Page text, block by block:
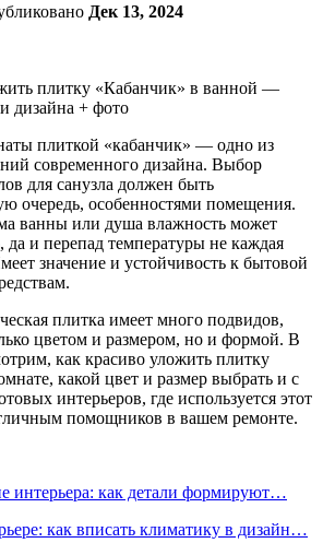
Дек 13, 2024
плиткой «кабанчик» — одно из
современного дизайна. Выбор
для санузла должен быть
очередь, особенностями помещения.
ванны или душа влажность может
и перепад температуры не каждая
значение и устойчивость к бытовой
плитка имеет много подвидов,
цветом и размером, но и формой. В
как красиво уложить плитку
какой цвет и размер выбрать и с
интерьеров, где используется этот
помощников в вашем ремонте.
интерьера: как детали формируют…
как вписать климатику в дизайн…